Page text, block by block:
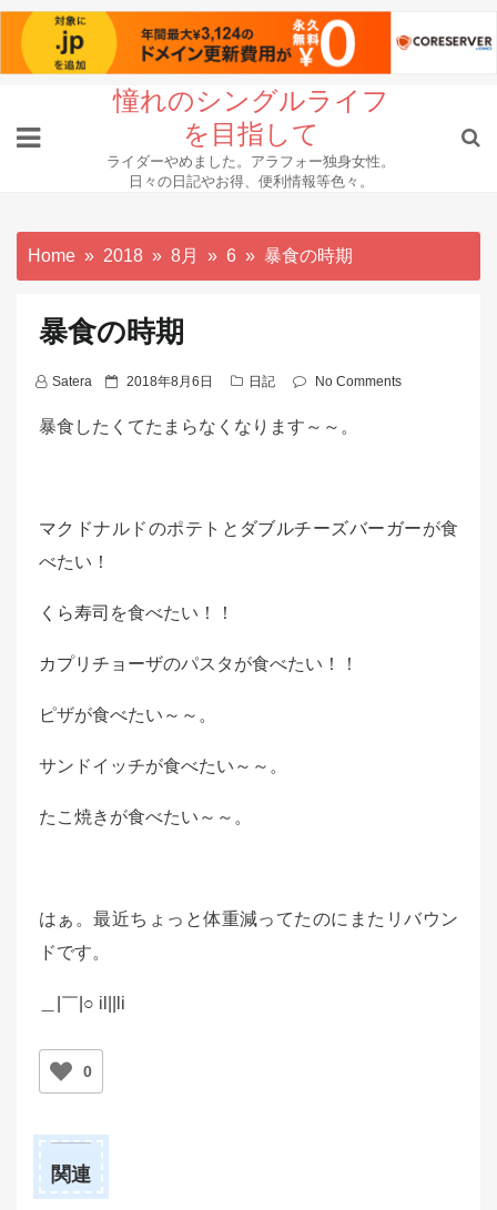
content
憧れのシングルライフ
を目指して
ライダーやめました。アラフォー独身女性。
日々の日記やお得、便利情報等色々。
Home 2018 8月 6 暴食の時期
暴食の時期
Satera
P
s
o
2018年8月6日 日記 No Comments
暴食したくてたまらなくなります～～。
マクドナルドのポテトと ダブルチーズバーガーが食
べたい！
くら寿司 を食べたい！！
カプリチョーザのパスタが食べたい！！
ピザが食べたい～～。
サンドイッチが食べたい～～。
たこ焼きが食べたい～～。
はぁ。最近ちょっと体重減ってたのにまたリバウン
ドです。
＿|￣|○ il||li
0
関連